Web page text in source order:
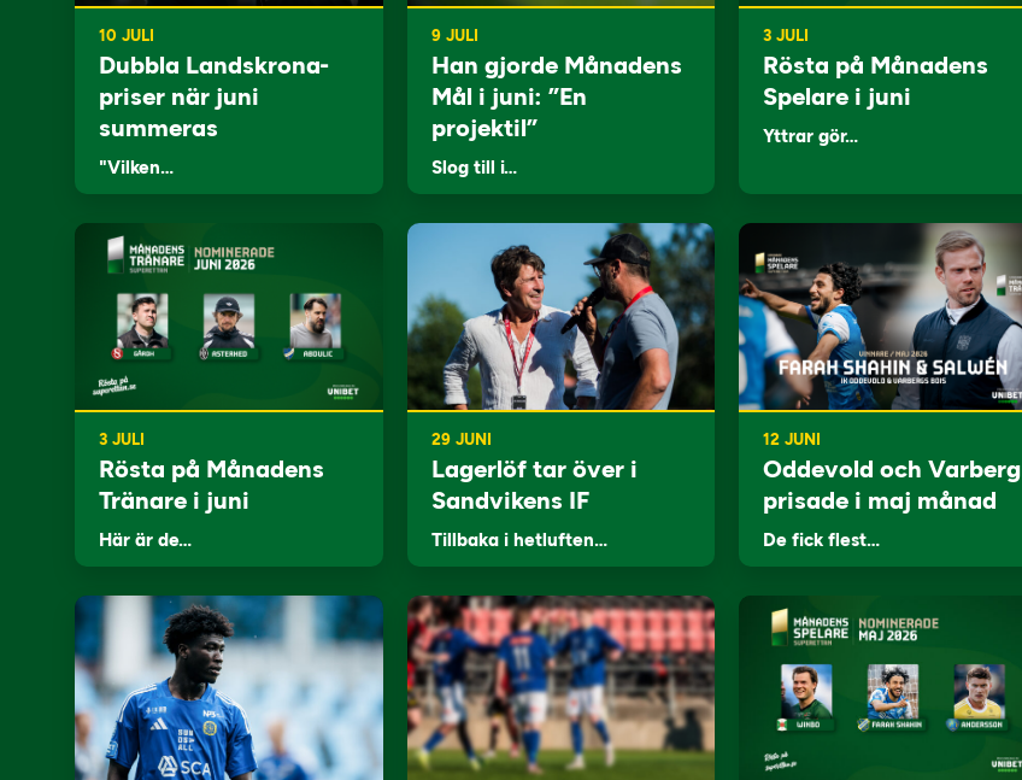
10 JULI
Dubbla Landskrona-
priser när juni
summeras
"Vilken…
9 JULI
Han gjorde Månadens
Mål i juni: ”En
projektil”
Slog till i…
3 JULI
Rösta på Månadens
Spelare i juni
Yttrar gör…
3 JULI
Rösta på Månadens
Tränare i juni
Här är de…
29 JUNI
Lagerlöf tar över i
Sandvikens IF
Tillbaka i hetluften…
12 JUNI
Oddevold och Varberg
prisade i maj månad
De fick flest…